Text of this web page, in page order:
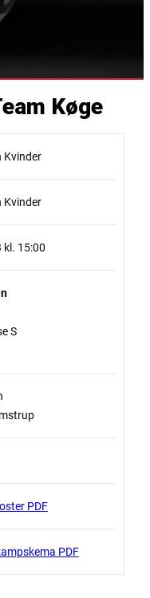
Køge
Kvinder
Kvinder
15:00
S
PDF
PDF